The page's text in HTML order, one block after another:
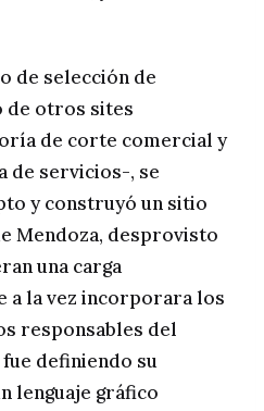
de selección de
de otros sites
de corte comercial y
de servicios-, se
y construyó un sitio
Mendoza, desprovisto
una carga
a la vez incorporara los
responsables del
definiendo su
lenguaje gráfico